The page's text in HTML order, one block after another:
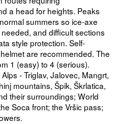
a head for heights. Peaks
summers so ice-axe
and difficult sections
style protection. Self-
are recommended. The
1 (easy) to 4 (serious).
- Triglav, Jalovec, Mangrt,
mountains, Špik, Škrlatica,
their surroundings; World
Soca front; the Vršic pass;